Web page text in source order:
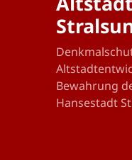
Bewahrung
Hansestadt